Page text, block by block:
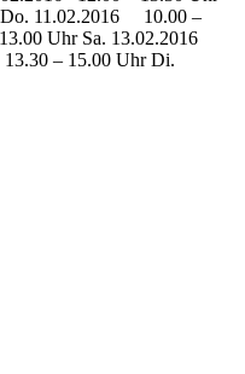
11.02.2016 10.00 –
Uhr Sa. 13.02.2016
– 15.00 Uhr Di.